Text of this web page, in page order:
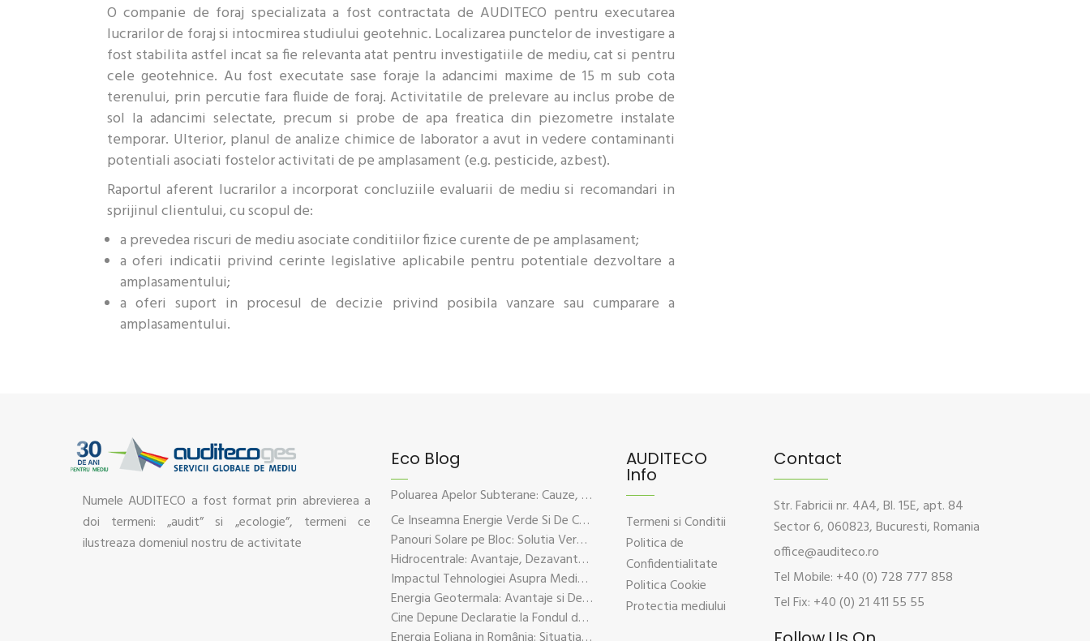
O companie de foraj specializata a fost contractata de AUDITECO pentru executarea
lucrarilor de foraj si intocmirea studiului geotehnic. Localizarea punctelor de investigare a
fost stabilita astfel incat sa fie relevanta atat pentru investigatiile de mediu, cat si pentru
cele geotehnice. Au fost executate sase foraje la adancimi maxime de 15 m sub cota
terenului, prin percutie fara fluide de foraj. Activitatile de prelevare au inclus probe de
sol la adancimi selectate, precum si probe de apa freatica din piezometre instalate
temporar. Ulterior, planul de analize chimice de laborator a avut in vedere contaminanti
potentiali asociati fostelor activitati de pe amplasament (e.g. pesticide, azbest).
Raportul aferent lucrarilor a incorporat concluziile evaluarii de mediu si recomandari in
sprijinul clientului, cu scopul de:
a prevedea riscuri de mediu asociate conditiilor fizice curente de pe amplasament;
a oferi indicatii privind cerinte legislative aplicabile pentru potentiale dezvoltare a
amplasamentului;
a oferi suport in procesul de decizie privind posibila vanzare sau cumparare a
amplasamentului.
Numele AUDITECO a fost format prin abrevierea a
doi termeni: „audit” si „ecologie”, termeni ce
ilustreaza domeniul nostru de activitate
Eco Blog
Poluarea Apelor Subterane: Cauze, Efecte Si Solutii De Prevenire
Ce Inseamna Energie Verde Si De Ce Este Esentiala Pentru Viitorul Planetei
Panouri Solare pe Bloc: Solutia Verde Pentru Energie Durabila
Hidrocentrale: Avantaje, Dezavantaje si Impactul Asupra Mediului
Impactul Tehnologiei Asupra Mediului – Provocari si Solutii Sustenabile
Energia Geotermala: Avantaje si Dezavantaje Explicate pe Intelesul Tuturor
Cine Depune Declaratie la Fondul de Mediu?
AUDITECO
Info
Termeni si Conditii
Politica de
Confidentialitate
Politica Cookie
Protectia mediului
Contact
Str. Fabricii nr. 4A4, Bl. 15E, apt. 84
Sector 6, 060823, Bucuresti, Romania
office@auditeco.ro
Tel Mobile: +40 (0) 728 777 858
Tel Fix: +40 (0) 21 411 55 55